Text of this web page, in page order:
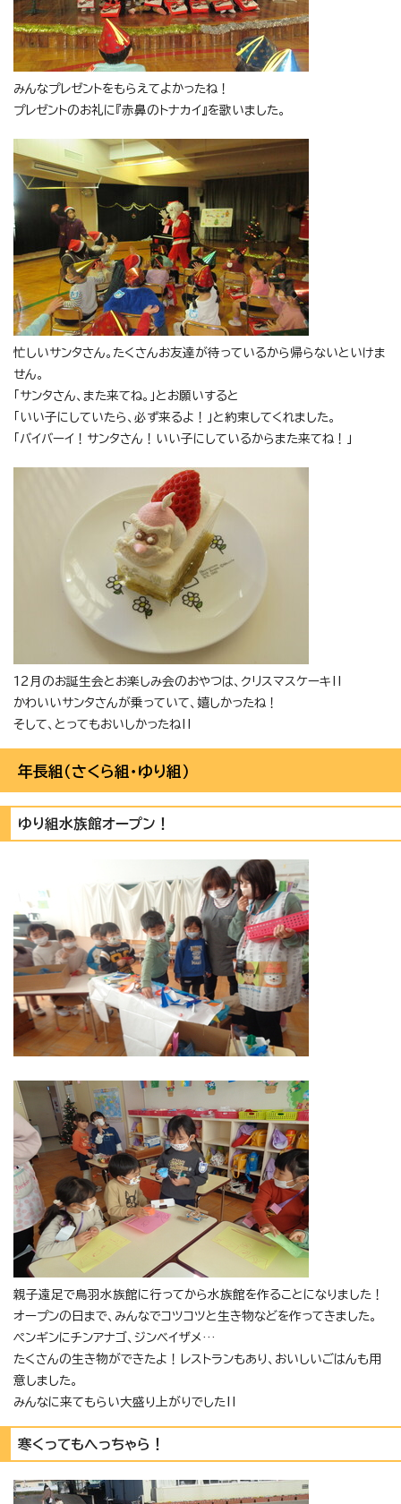
みんなプレゼントをもらえてよかったね！
プレゼントのお礼に『赤鼻のトナカイ』を歌いました。
忙しいサンタさん。たくさんお友達が待っているから帰らないといけま
せん。
「サンタさん、また来てね。」とお願いすると
「いい子にしていたら、必ず来るよ！」と約束してくれました。
「バイバーイ！サンタさん！いい子にしているからまた来てね！」
12月のお誕生会とお楽しみ会のおやつは、クリスマスケーキ‼
かわいいサンタさんが乗っていて、嬉しかったね！
そして、とってもおいしかったね‼
年長組（さくら組・ゆり組）
ゆり組水族館オープン！
親子遠足で鳥羽水族館に行ってから水族館を作ることになりました！
オープンの日まで、みんなでコツコツと生き物などを作ってきました。
ペンギンにチンアナゴ、ジンベイザメ…
たくさんの生き物ができたよ！レストランもあり、おいしいごはんも用
意しました。
みんなに来てもらい大盛り上がりでした‼
寒くってもへっちゃら！